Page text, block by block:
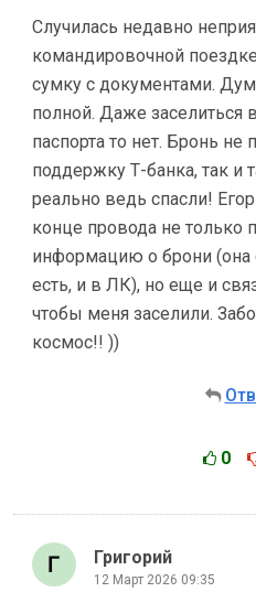
Случилась недавно
командировочной
сумку с документами.
полной. Даже заселиться
паспорта то нет. Бронь не
поддержку Т-банка, так и
реально ведь спасли!
конце провода не только
информацию о брони (она
есть, и в ЛК), но еще и
чтобы меня заселили.
космос!! ))
0
Григорий
12 Март 2026 09:35